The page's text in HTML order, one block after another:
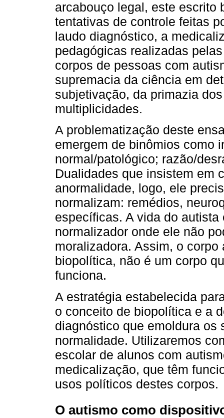
arcabouço legal, este escrito
tentativas de controle feitas
laudo diagnóstico, a
pedagógicas realizadas
corpos de pessoas com
supremacia da ciência em
subjetivação, da primazia
multiplicidades.
A problematização deste
emergem de binômios como
normal/patológico; razão/
Dualidades que insistem em
anormalidade, logo, ele
normalizam: remédios,
específicas. A vida do
normalizador onde ele não
moralizadora. Assim, o
biopolítica, não é um corpo
funciona.
A estratégia estabelecida
o conceito de biopolítica e a
diagnóstico que emoldura
normalidade. Utilizaremos
escolar de alunos com
medicalização, que têm
usos políticos destes corpos.
O autismo como